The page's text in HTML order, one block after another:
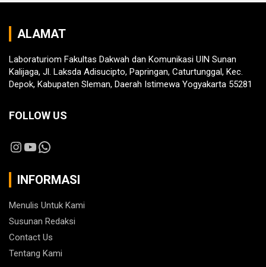
ALAMAT
Laboraturiom Fakultas Dakwah dan Komunikasi UIN Sunan
Kalijaga, Jl. Laksda Adisucipto, Papringan, Caturtunggal, Kec.
Depok, Kabupaten Sleman, Daerah Istimewa Yogyakarta 55281
FOLLOW US
Instagram
YouTube
WhatsApp
INFORMASI
Menulis Untuk Kami
Susunan Redaksi
Contact Us
Tentang Kami